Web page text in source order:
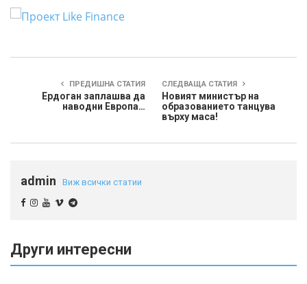
ПРЕДИШНА СТАТИЯ
Ердоган заплашва да
наводни Европа…
СЛЕДВАЩА СТАТИЯ
Новият министър на
образованието танцува
върху маса!
admin Виж всички статии
Други интересни